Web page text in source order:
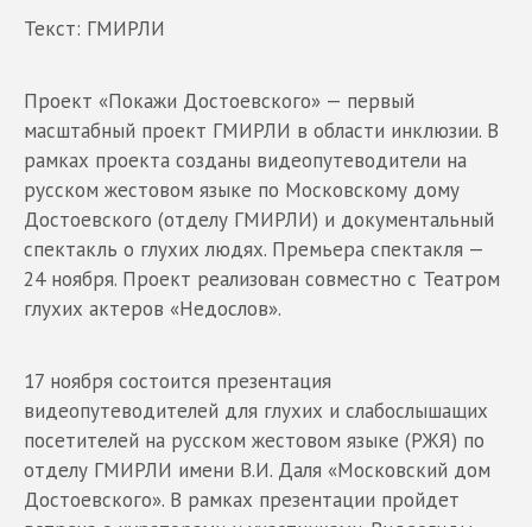
Текст: ГМИРЛИ
Проект «Покажи Достоевского» — первый
масштабный проект ГМИРЛИ в области инклюзии. В
рамках проекта созданы видеопутеводители на
русском жестовом языке по Московскому дому
Достоевского (отделу ГМИРЛИ) и документальный
спектакль о глухих людях. Премьера спектакля —
24 ноября. Проект реализован совместно с Театром
глухих актеров «Недослов».
17 ноября состоится презентация
видеопутеводителей для глухих и слабослышащих
посетителей на русском жестовом языке (РЖЯ) по
отделу ГМИРЛИ имени В.И. Даля «Московский дом
Достоевского». В рамках презентации пройдет